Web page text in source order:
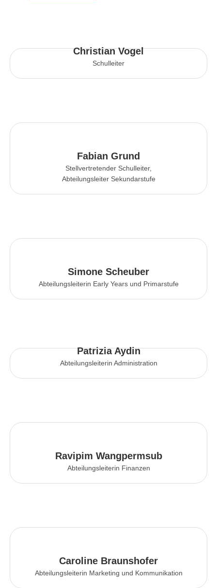
Christian Vogel
Schulleiter
Fabian Grund
Stellvertretender Schulleiter,
Abteilungsleiter Sekundarstufe
Simone Scheuber
Abteilungsleiterin Early Years und Primarstufe
Patrizia Aydin
Abteilungsleiterin Administration
Ravipim Wangpermsub
Abteilungsleiterin Finanzen
Caroline Braunshofer
Abteilungsleiterin Marketing und Kommunikation